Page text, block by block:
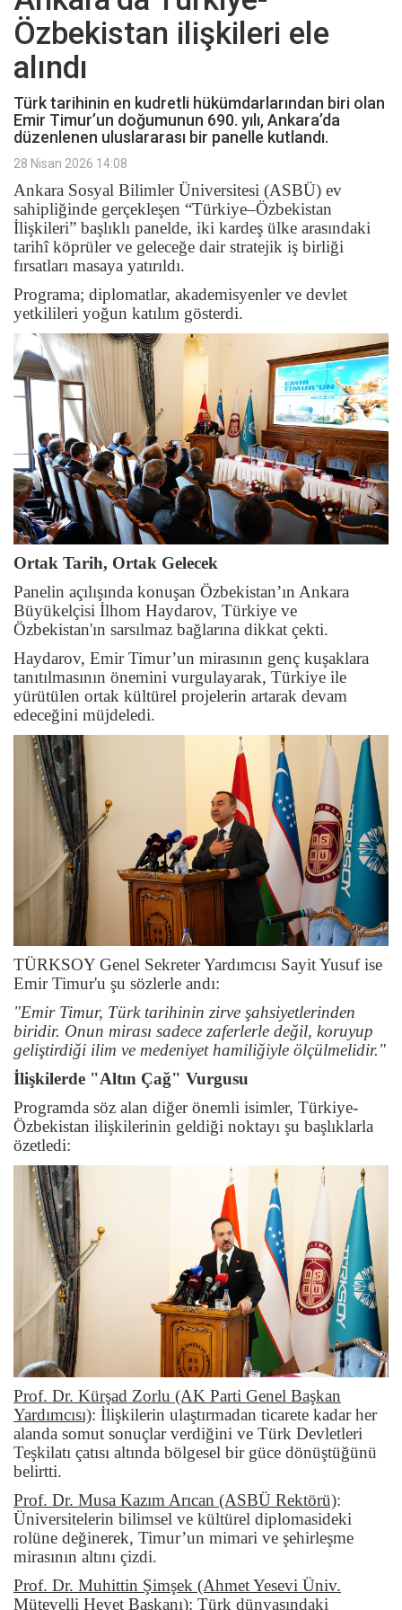
Özbekistan ilişkileri ele
alındı
Türk tarihinin en kudretli hükümdarlarından biri olan
Emir Timur’un doğumunun 690. yılı, Ankara’da
düzenlenen uluslararası bir panelle kutlandı.
28 Nisan 2026 14:08
Ankara Sosyal Bilimler Üniversitesi (ASBÜ) ev
sahipliğinde gerçekleşen “Türkiye–Özbekistan
İlişkileri” başlıklı panelde, iki kardeş ülke arasındaki
tarihî köprüler ve geleceğe dair stratejik iş birliği
fırsatları masaya yatırıldı.
Programa; diplomatlar, akademisyenler ve devlet
yetkilileri yoğun katılım gösterdi.
Ortak Tarih, Ortak Gelecek
Panelin açılışında konuşan Özbekistan’ın Ankara
Büyükelçisi İlhom Haydarov, Türkiye ve
Özbekistan'ın sarsılmaz bağlarına dikkat çekti.
Haydarov, Emir Timur’un mirasının genç kuşaklara
tanıtılmasının önemini vurgulayarak, Türkiye ile
yürütülen ortak kültürel projelerin artarak devam
edeceğini müjdeledi.
TÜRKSOY Genel Sekreter Yardımcısı Sayit Yusuf ise
Emir Timur'u şu sözlerle andı:
"Emir Timur, Türk tarihinin zirve şahsiyetlerinden
biridir. Onun mirası sadece zaferlerle değil, koruyup
geliştirdiği ilim ve medeniyet hamiliğiyle ölçülmelidir."
İlişkilerde "Altın Çağ" Vurgusu
Programda söz alan diğer önemli isimler, Türkiye-
Özbekistan ilişkilerinin geldiği noktayı şu başlıklarla
özetledi:
Prof. Dr. Kürşad Zorlu (AK Parti Genel Başkan
Yardımcısı): İlişkilerin ulaştırmadan ticarete kadar her
alanda somut sonuçlar verdiğini ve Türk Devletleri
Teşkilatı çatısı altında bölgesel bir güce dönüştüğünü
belirtti.
Prof. Dr. Musa Kazım Arıcan (ASBÜ Rektörü):
Üniversitelerin bilimsel ve kültürel diplomasideki
rolüne değinerek, Timur’un mimari ve şehirleşme
mirasının altını çizdi.
Prof. Dr. Muhittin Şimşek (Ahmet Yesevi Üniv.
Mütevelli Heyet Başkanı): Türk dünyasındaki